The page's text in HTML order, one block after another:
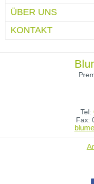
ÜBER UNS
KONTAKT
Tel:
Fax: